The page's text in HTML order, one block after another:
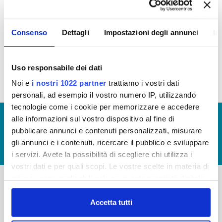
Consenso Dettagli Impostazioni degli annunci
Uso responsabile dei dati
Noi e i nostri 1022 partner trattiamo i vostri dati
personali, ad esempio il vostro numero IP, utilizzando
tecnologie come i cookie per memorizzare e accedere
alle informazioni sul vostro dispositivo al fine di
pubblicare annunci e contenuti personalizzati, misurare
gli annunci e i contenuti, ricercare il pubblico e sviluppare
i servizi. Avete la possibilità di scegliere chi utilizza i
vostri dati e per quali scopi. Le vostre scelte in materia di
in cui avete effettuato le vostre scelte. È possibile
modificare o revocare il proprio consenso in qualsiasi
momento dalla Dichiarazione sui cookie o facendo clic
Accetta tutti
Regolamento per i criteri di ammissione agli atti di
© Copyright 2017 - 2026
GLOSSARIO
GIUDICA IL SERVIZIO
LAVORA CON NOI
Publiacqua S.p.A
-
FAQ